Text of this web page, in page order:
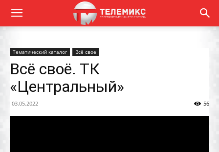
Тематический каталог Всё свое
Всё своё. ТК
«Центральный»
03.05.2022 56